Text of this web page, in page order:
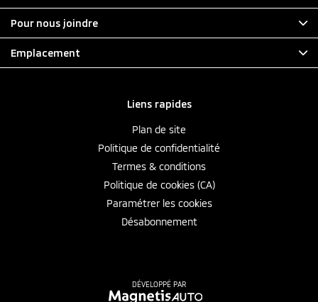
Liens rapides
Plan de site
Politique de confidentialité
Termes & conditions
Politique de cookies (CA)
Paramétrer les cookies
Désabonnement
Pour nous joindre
Emplacement
DÉVELOPPÉ PAR